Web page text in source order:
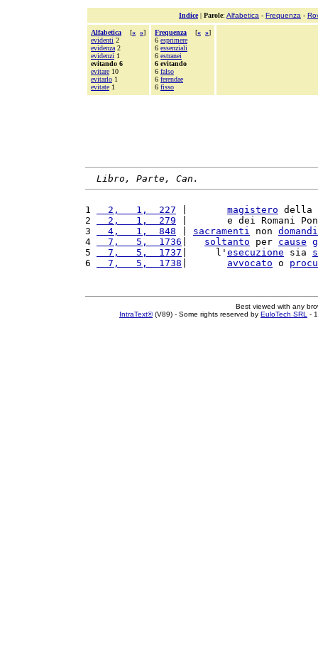
Indice| Parole: Alfabetica - Frequenza -
Alfabetica [« »]
evidenti 2
evidenza 2
evidenzi 1
evitando 6
evitare 10
evitarlo 1
evitate 1
Frequenza [« »]
6 esprimere
6 essenziali
6 estranei
6 evitando
6 falso
6 ferendae
6 fisso
Libro, Parte, Can.
1
  2,   1,  227
magistero della
2
  2,   1,  279
|       e dei Romani
3
  4,   1,  848
sacramenti non domandi
4
  7,   5,  1736
soltanto per cause
5
  7,   5,  1737
|     l' esecuzione sia
6
  7,   5,  1738
avvocato o
Best viewed with any
IntraText®(V89) - Some rights reserved by EuloTech SRL -